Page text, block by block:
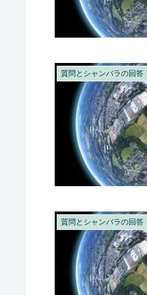
質問とシャンバラの回答
質問とシャンバラの回答